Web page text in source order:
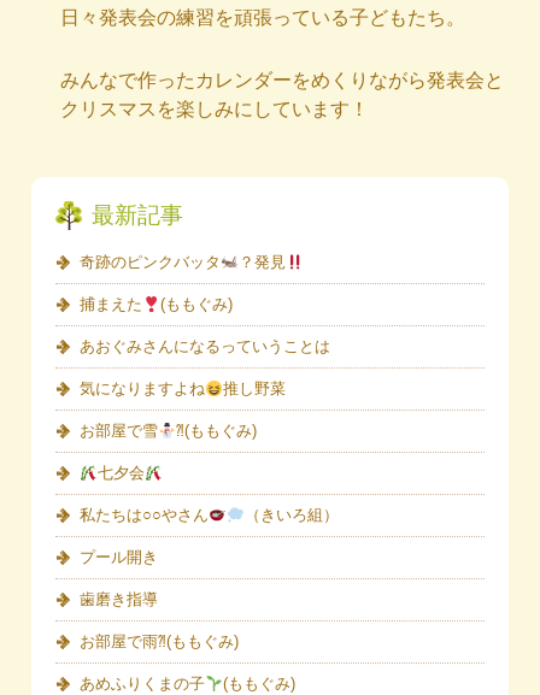
日々発表会の練習を頑張っている子どもたち。
みんなで作ったカレンダーをめくりながら発表会と
クリスマスを楽しみにしています！
最新記事
奇跡のピンクバッタ ？発見
捕まえた (ももぐみ)
あおぐみさんになるっていうことは
気になりますよね 推し野菜
お部屋で雪 ⁈(ももぐみ)
七夕会
私たちは○○やさん （きいろ組）
プール開き
歯磨き指導
お部屋で雨⁈(ももぐみ)
あめふりくまの子 (ももぐみ)